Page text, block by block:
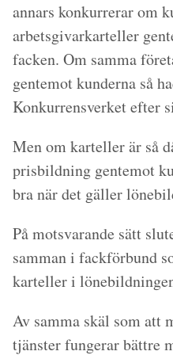
annars konkurrerar om
arbetsgivarkarteller
facken. Om samma
gentemot kunderna så
Konkurrensverket efter
Men om karteller är så
prisbildning gentemot
bra när det gäller
På motsvarande sätt
samman i fackförbund
karteller i
Av samma skäl som att
tjänster fungerar bättre